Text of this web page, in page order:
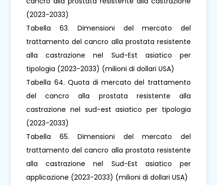
(2023-2033)
Tabella 63. Dimensioni del mercato del
trattamento del cancro alla prostata resistente
alla castrazione nel Sud-Est asiatico per
tipologia (2023-2033) (milioni di dollari USA)
Tabella 64. Quota di mercato del trattamento
del cancro alla prostata resistente alla
castrazione nel sud-est asiatico per tipologia
(2023-2033)
Tabella 65. Dimensioni del mercato del
trattamento del cancro alla prostata resistente
alla castrazione nel Sud-Est asiatico per
applicazione (2023-2033) (milioni di dollari USA)